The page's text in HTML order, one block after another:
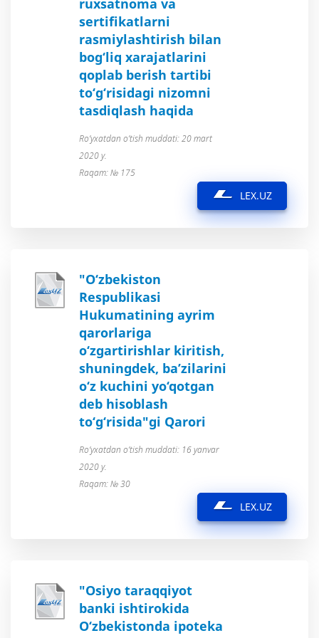
ruxsatnoma va
sertifikatlarni
rasmiylashtirish bilan
bog‘liq xarajatlarini
qoplab berish tartibi
to‘g‘risidagi nizomni
tasdiqlash haqida
Ro’yxatdan o’tish muddati: 20 mart
2020 y.
Raqam: № 175
LEX.UZ
"O‘zbekiston
Respublikasi
Hukumatining ayrim
qarorlariga
o‘zgartirishlar kiritish,
shuningdek, ba’zilarini
o‘z kuchini yo‘qotgan
deb hisoblash
to‘g‘risida"gi Qarori
Ro’yxatdan o’tish muddati: 16 yanvar
2020 y.
Raqam: № 30
LEX.UZ
"Osiyo taraqqiyot
banki ishtirokida
O‘zbekistonda ipoteka